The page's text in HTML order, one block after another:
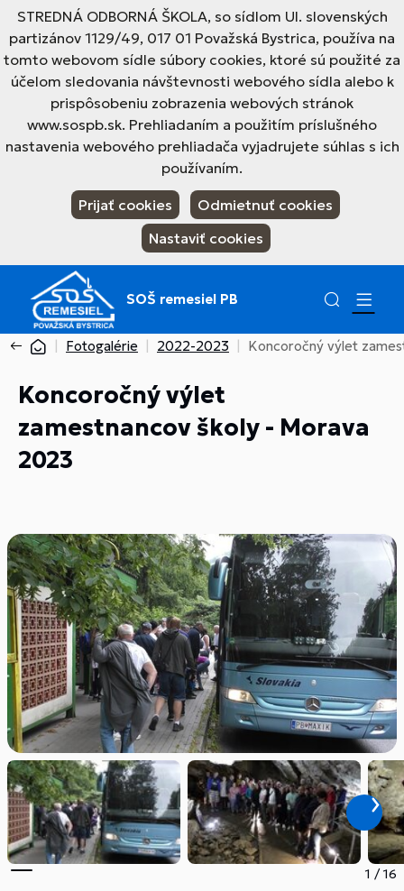
STREDNÁ ODBORNÁ ŠKOLA, so sídlom Ul. slovenských
partizánov 1129/49, 017 01 Považská Bystrica, používa na
tomto webovom sídle súbory cookies, ktoré sú použité za
účelom sledovania návštevnosti webového sídla alebo k
prispôsobeniu zobrazenia webových stránok
www.sospb.sk. Prehliadaním a použitím príslušného
nastavenia webového prehliadača vyjadrujete súhlas s ich
používaním.
Prijať cookies
Odmietnuť cookies
Nastaviť cookies
SOŠ remesiel PB
Fotogalérie 2022-2023 Koncoročný výlet
Koncoročný výlet
zamestnancov školy - Morava
2023
1 /16